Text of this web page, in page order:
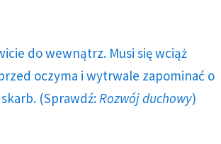
do wewnątrz. Musi się wciąż
oczyma i wytrwale zapominać o
(Sprawdź:Rozwój duchowy)